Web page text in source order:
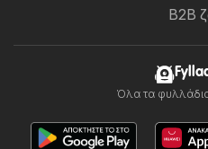
B2B
Όλα τα